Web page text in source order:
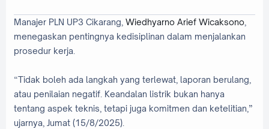
Manajer PLN UP3 Cikarang, Wiedhyarno Arief Wicaksono
menegaskan pentingnya kedisiplinan dalam menjalankan
prosedur kerja.
“Tidak boleh ada langkah yang terlewat, laporan berulang,
atau penilaian negatif. Keandalan listrik bukan hanya
tentang aspek teknis, tetapi juga komitmen dan ketelitian,”
ujarnya, Jumat (15/8/2025).